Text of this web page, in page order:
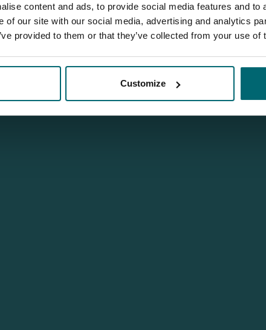
content and ads, to provide social media features and to
of our site with our social media, advertising and analytics
provided to them or that they’ve collected from your use of
Customize